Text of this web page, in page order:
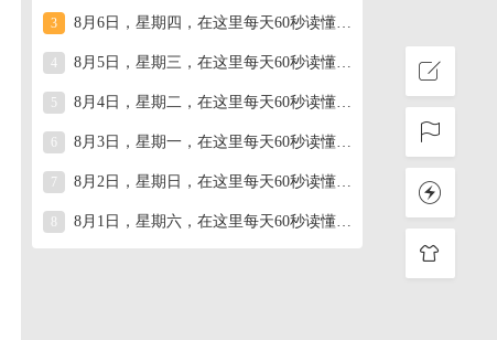
3 8月6日，星期四，在这里每天60秒读懂世界！
4 8月5日，星期三，在这里每天60秒读懂世界！
5 8月4日，星期二，在这里每天60秒读懂世界！
6 8月3日，星期一，在这里每天60秒读懂世界！
7 8月2日，星期日，在这里每天60秒读懂世界！
8月1日，星期六，在这里每天60秒读懂世界！